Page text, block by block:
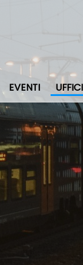
EVENTI